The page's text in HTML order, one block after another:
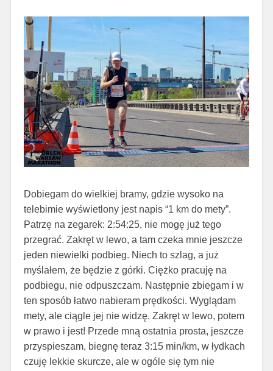
Dobiegam do wielkiej bramy, gdzie wysoko na
telebimie wyświetlony jest napis “1 km do mety”.
Patrzę na zegarek: 2:54:25, nie mogę już tego
przegrać. Zakręt w lewo, a tam czeka mnie jeszcze
jeden niewielki podbieg. Niech to szlag, a już
myślałem, że będzie z górki. Ciężko pracuję na
podbiegu, nie odpuszczam. Następnie zbiegam i w
ten sposób łatwo nabieram prędkości. Wyglądam
mety, ale ciągle jej nie widzę. Zakręt w lewo, potem
w prawo i jest! Przede mną ostatnia prosta, jeszcze
przyspieszam, biegnę teraz 3:15 min/km, w łydkach
czuję lekkie skurcze, ale w ogóle się tym nie